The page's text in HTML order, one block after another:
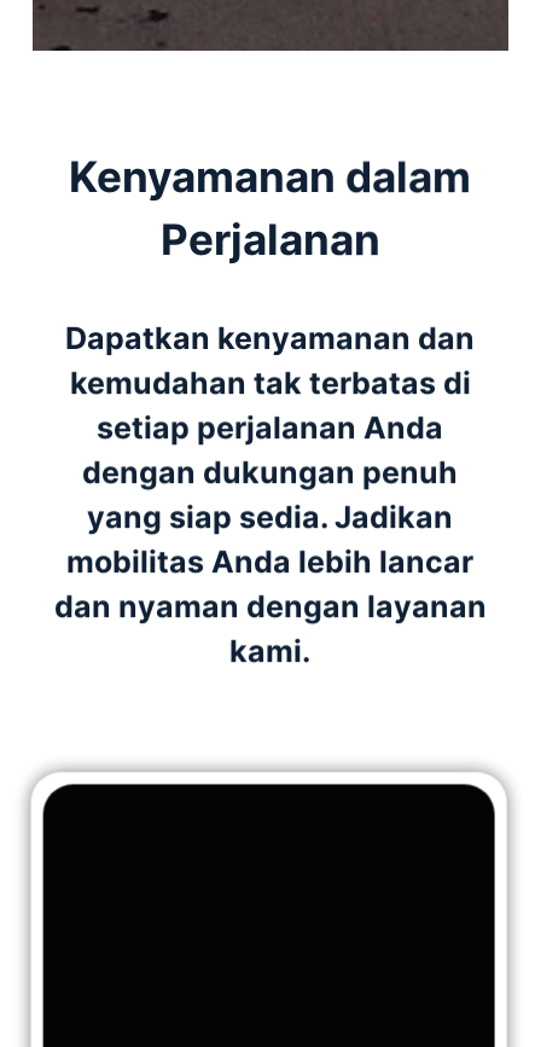
Kenyamanan dalam
Perjalanan
Dapatkan kenyamanan dan
kemudahan tak terbatas di
setiap perjalanan Anda
dengan dukungan penuh
yang siap sedia. Jadikan
mobilitas Anda lebih lancar
dan nyaman dengan layanan
kami.